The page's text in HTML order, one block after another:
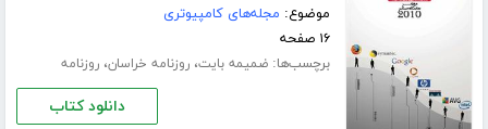
موضوع: مجله‌های کامپیوتری
۱۶ صفحه
برچسب‌ها:ضمیمه بایت،روزنامه خراسان،روزنامه
دانلود کتاب